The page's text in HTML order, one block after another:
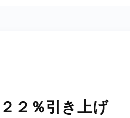
２％引き上げ